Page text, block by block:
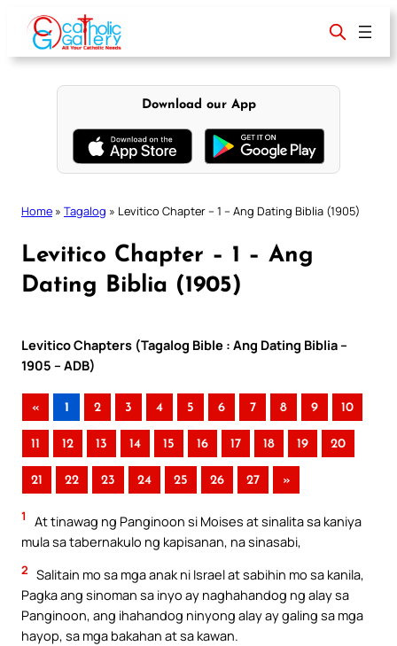
content
Download our App
Home » Tagalog » Levitico Chapter – 1 – Ang Dating Biblia (1905)
Levitico Chapter – 1 – Ang
Dating Biblia (1905)
Levitico Chapters (Tagalog Bible : Ang Dating Biblia –
1905 – ADB)
« 1 2 3 4 5 6 7 8 9 10
11 12 13 14 15 16 17 18 19 20
21 22 23 24 25 26 27 »
1
At tinawag ng Panginoon si Moises at sinalita sa kaniya
mula sa tabernakulo ng kapisanan, na sinasabi,
2 Salitain mo sa mga anak ni Israel at sabihin mo sa kanila,
Pagka ang sinoman sa inyo ay naghahandog ng alay sa
Panginoon, ang ihahandog ninyong alay ay galing sa mga
hayop, sa mga bakahan at sa kawan.